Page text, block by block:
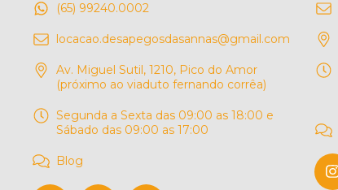
(65) 99240.0002
locacao.desapegosdasannas@gmail.com
Av. Miguel Sutil, 1210, Pico do Amor
(próximo ao viaduto fernando corrêa)
Segunda a Sexta das 09:00 as 18:00 e
Sábado das 09:00 as 17:00
Blog